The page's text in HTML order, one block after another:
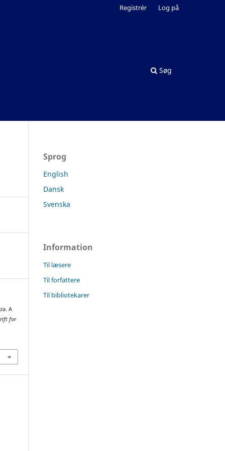
Søg
Registrér Log på
A
for
Sprog
English
Dansk
Svenska
Information
Til læsere
Til forfattere
Til bibliotekarer